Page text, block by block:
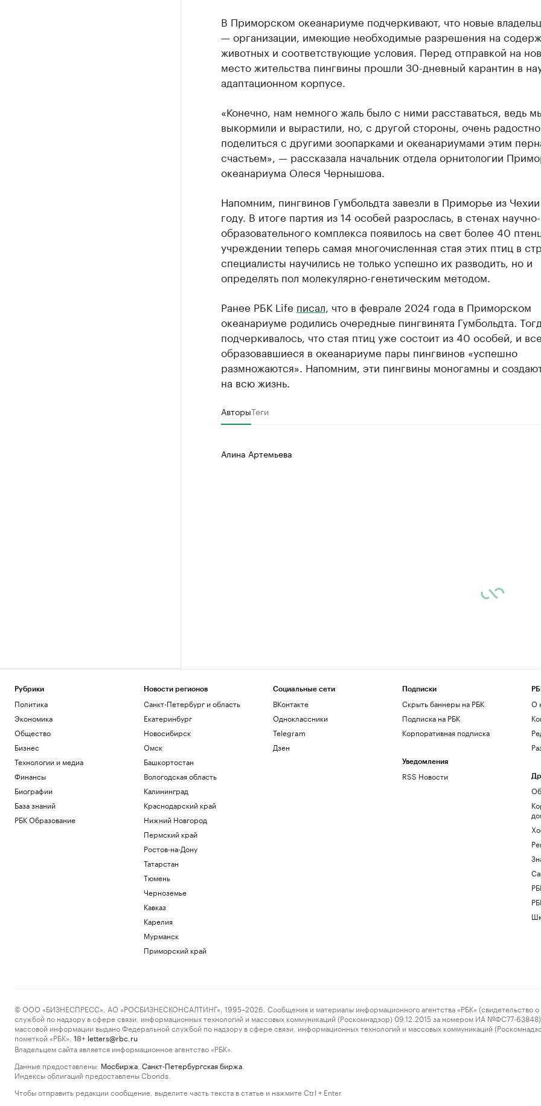
В Приморском океанариуме подчеркивают, что новые
— организации, имеющие необходимые разрешения на
животных и соответствующие условия. Перед отправкой на
место жительства пингвины прошли 30-дневный карантин в
адаптационном корпусе.
«Конечно, нам немного жаль было с ними расставаться, ведь
выкормили и вырастили, но, с другой стороны, очень радостно
поделиться с другими зоопарками и океанариумами этим
счастьем», — рассказала начальник отдела орнитологии
океанариума Олеся Чернышова.
Напомним, пингвинов Гумбольдта завезли в Приморье из
году. В итоге партия из 14 особей разрослась, в стенах научно-
образовательного комплекса появилось на свет более 40
учреждении теперь самая многочисленная стая этих птиц в
специалисты научились не только успешно их разводить, но и
определять пол молекулярно-генетическим методом.
Ранее РБК Life писал , что в феврале 2024 года в Приморском
океанариуме родились очередные пингвинята Гумбольдта.
подчеркивалось, что стая птиц уже состоит из 40 особей, и все
образовавшиеся в океанариуме пары пингвинов «успешно
размножаются». Напомним, эти пингвины моногамны и
на всю жизнь.
АвторыТеги
Алина Артемьева
Рубрики
Политика
Экономика
Общество
Бизнес
Технологии и медиа
Финансы
Биографии
База знаний
РБК Образование
Новости регионов
Санкт-Петербург и область
Екатеринбург
Новосибирск
Омск
Башкортостан
Вологодская область
Калининград
Краснодарский край
Нижний Новгород
Пермский край
Ростов-на-Дону
Татарстан
Тюмень
Черноземье
Кавказ
Карелия
Мурманск
Приморский край
Социальные сети
ВКонтакте
Одноклассники
Telegram
Дзен
Подписки
Скрыть баннеры на РБК
Подписка на РБК
Корпоративная подписка
Уведомления
RSS Новости
О
© ООО «БИЗНЕСПРЕСС», АО «РОСБИЗНЕСКОНСАЛТИНГ», 1995–2026. Сообщения и материалы информационного агентства «РБК» (свидетельство о
службой по надзору в сфере связи, информационных технологий и массовых коммуникаций (Роскомнадзор) 09.12.2015 за номером ИА №ФС77-63848)
массовой информации выдано Федеральной службой по надзору в сфере связи, информационных технологий и массовых коммуникаций
пометкой «РБК».
18+ letters@rbc.ru
Владельцем сайта является информационное агентство «РБК».
Данные предоставлены: Мосбиржа Санкт-Петербургская биржа
Индексы облигаций предоставлены Cbonds.
Чтобы отправить редакции сообщение, выделите часть текста в статье и нажмите Ctrl + Enter